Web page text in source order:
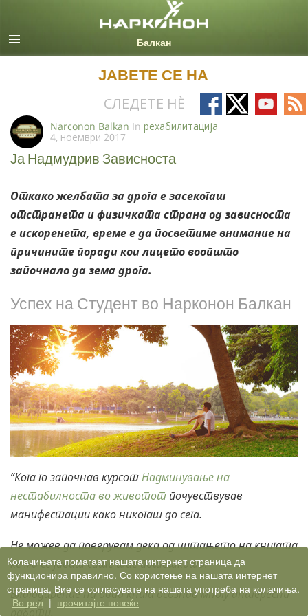
Macedonian
ЈАВЕТЕ СЕ НА
СЛЕДЕТЕ НÈ
Follow
on
Follow
on
Follow
on
on
Narconon Balkan In рехабилитација
4, ноември 2017
Ја Надмудрив Зависноста
Откако желбата за дрога е засекогаш
отстранета и физичката страна од зависноста
е искоренета, време е да посветиме внимание на
причините поради кои лицето воопшто
започнало да зема дрога.
Успех на Студент во Нарконон Балкан
“Кога го започнав курсотНадминување на
нестабилноста во животот почувствував
манифестации како никогаш до сега.
Не можев да поверувам дека од читањето на книгата
ќе ми се јават сите тие потешкоти.
Благодарение на оваа книга осознав многу интересни
работи.
Колачињата помагаат нашата интернет страница да
функционира правилно. Со користење на нашата интернет
страница, Вие се согласувате на нашата употреба на колачиња.
Во ред | прочитајте повеќе